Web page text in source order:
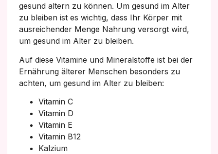
gesund altern zu können. Um gesund im Alter
zu bleiben ist es wichtig, dass Ihr Körper mit
ausreichender Menge Nahrung versorgt wird,
um gesund im Alter zu bleiben.
Auf diese Vitamine und Mineralstoffe ist bei der
Ernährung älterer Menschen besonders zu
achten, um gesund im Alter zu bleiben:
Vitamin C
Vitamin D
Vitamin E
Vitamin B12
Kalzium